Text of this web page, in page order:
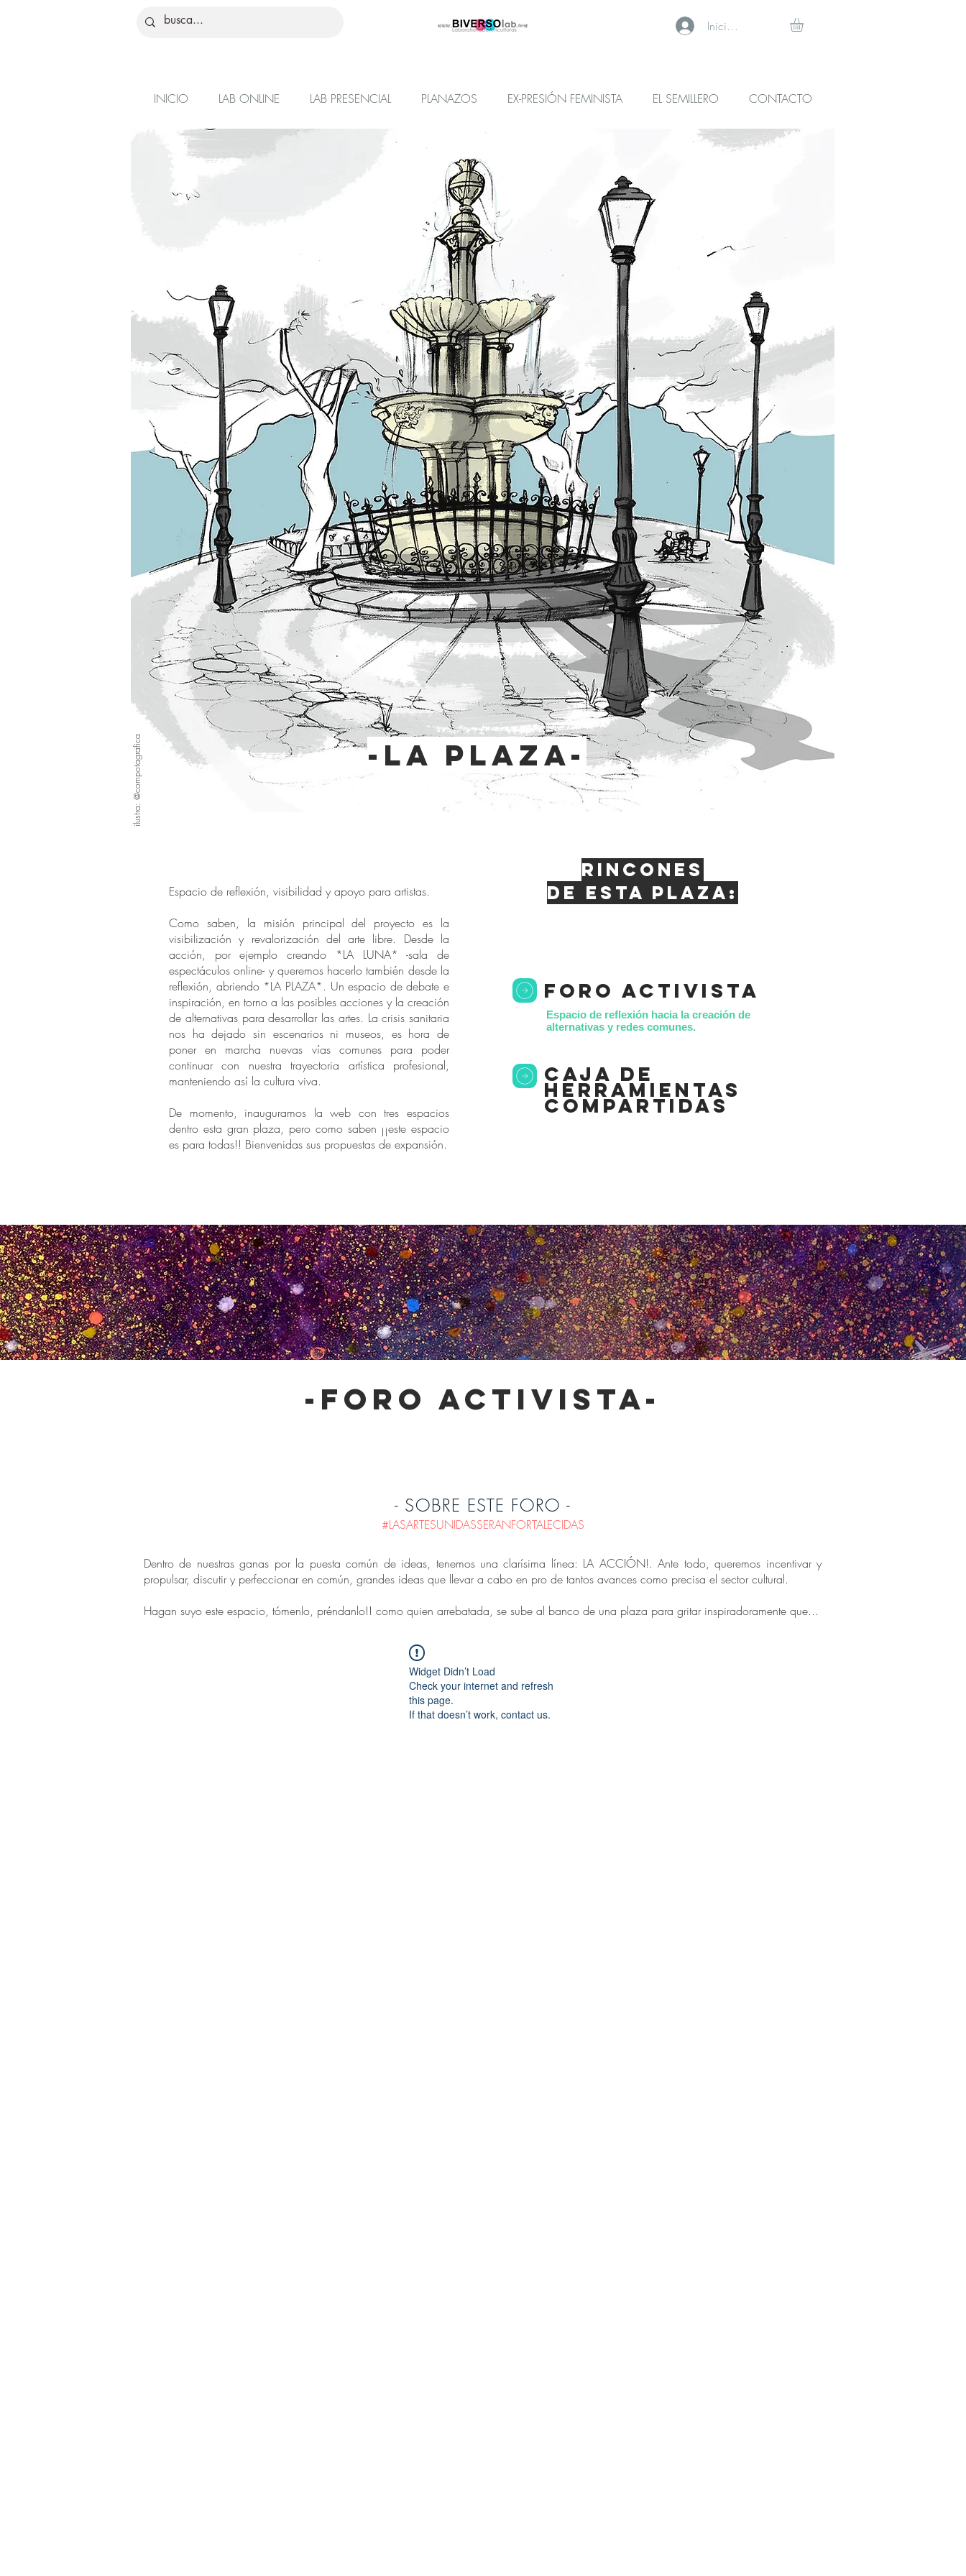
Iniciar sesión
INICIO LAB ONLINE LAB PRESENCIAL PLANAZOS EX-PRESIÓN FEMINISTA EL SEMILLERO CONTACTO
-la plaza-
ilustra: @compotagrafica
Espacio de reflexión, visibilidad y apoyo para artistas.
Como saben, la misión principal del proyecto es la
visibilización y revalorización del arte libre. Desde la
acción, por ejemplo creando *LA LUNA* -sala de
espectáculos online- y queremos hacerlo también desde la
reflexión, abriendo *LA PLAZA*. Un espacio de debate e
inspiración, en torno a las posibles acciones y la creación
de alternativas para desarrollar las artes. La crisis sanitaria
nos ha dejado sin escenarios ni museos, es hora de
poner en marcha nuevas vías comunes para poder
continuar con nuestra trayectoria artística profesional,
manteniendo así la cultura viva.
De momento, inauguramos la web con tres espacios
dentro esta gran plaza, pero como saben ¡¡este espacio
es para todas!! Bienvenidas sus propuestas de expansión.
Rincones
de esta plaza:
foro activista
Espacio de reflexión hacia la creación de
alternativas y redes comunes.
caja de
herramientas
compartidas
-foro activista-
- SOBRE ESTE FORO -
#LASARTESUNIDASSERANFORTALECIDAS
Dentro de nuestras ganas por la puesta común de ideas, tenemos una clarísima línea: LA ACCIÓN!. Ante todo, queremos incentivar y
propulsar, discutir y perfeccionar en común, grandes ideas que llevar a cabo en pro de tantos avances como precisa el sector cultural.
Hagan suyo este espacio, tómenlo, préndanlo!! como quien arrebatada, se sube al banco de una plaza para gritar inspiradoramente que...
Widget Didn’t Load
Check your internet and refresh
this page.
If that doesn’t work, contact us.